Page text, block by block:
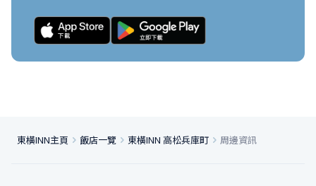
東橫INN主頁 飯店一覽 東橫INN 高松兵庫町 周邊資訊